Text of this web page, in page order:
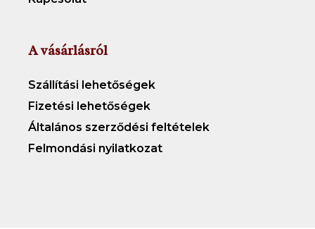
A vásárlásról
Szállítási lehetőségek
Fizetési lehetőségek
Általános szerződési feltételek
Felmondási nyilatkozat